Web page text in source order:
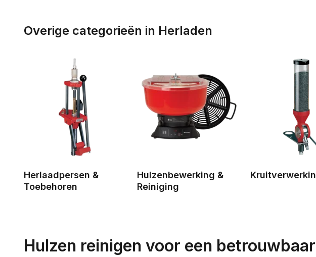
Overige categorieën in Herladen
Herlaadpersen &
Toebehoren
Hulzenbewerking &
Reiniging
Hulzen reinigen voor een